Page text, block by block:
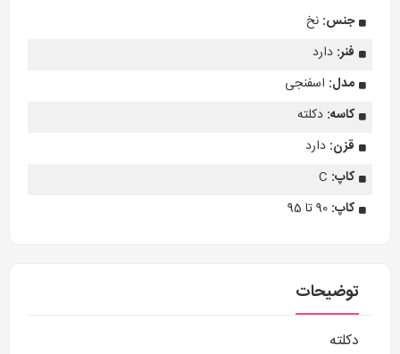
جنس: نخ
فنر: دارد
مدل: اسفنجی
کاسه: دکلته
قزن: دارد
کاپ: C
کاپ: 90 تا 95
توضیحات
دکلته